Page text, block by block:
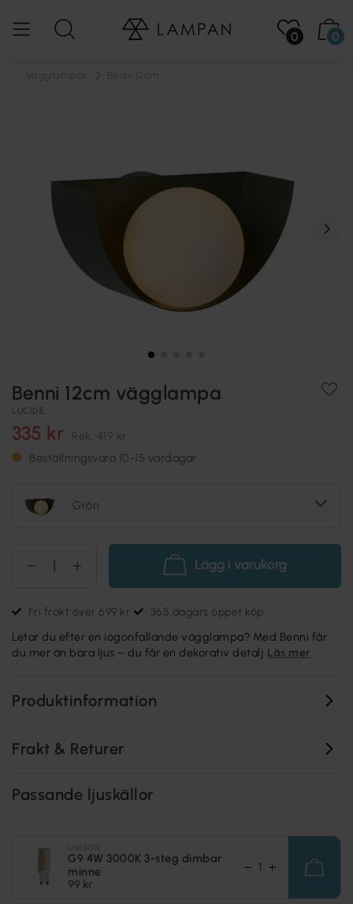
0 0
Benni 12cm vägglampa
LUCIDE
335 kr Rek. 419 kr
Beställningsvara 10-15 vardagar
Grön
Lägg i varukorg
Fri frakt över 699 kr 365 dagars öppet köp
Letar du efter en iögonfallande vägglampa? Med Benni får
du mer än bara ljus – du får en dekorativ detalj Läs mer
Produktinformation
Frakt & Returer
Passande ljuskällor
G9 4W 3000K 3-steg dimbar
minne
99 kr